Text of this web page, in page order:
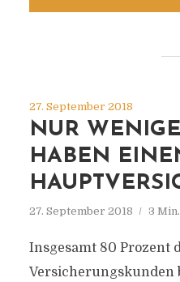
27. September 2018
NUR
HABEN
27. September 2018 3
Insgesamt 80 Prozent
Versicherungskunden